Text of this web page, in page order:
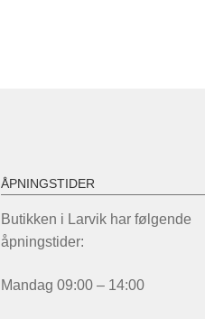
ÅPNINGSTIDER
Butikken i Larvik har følgende
åpningstider:
Mandag 09:00 – 14:00